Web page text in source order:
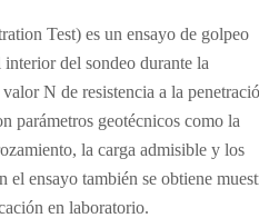
Test) es un ensayo de golpeo
del sondeo durante la
N de resistencia a la
parámetros geotécnicos como la
la carga admisible y los
el ensayo también se obtiene
en laboratorio.